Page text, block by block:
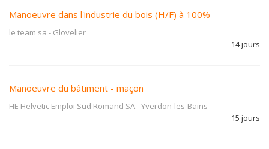
Manoeuvre dans l'industrie du bois (H/F) à 100%
le team sa - Glovelier
14 jours
Manoeuvre du bâtiment - maçon
HE Helvetic Emploi Sud Romand SA-Yverdon-les-Bains
15 jours